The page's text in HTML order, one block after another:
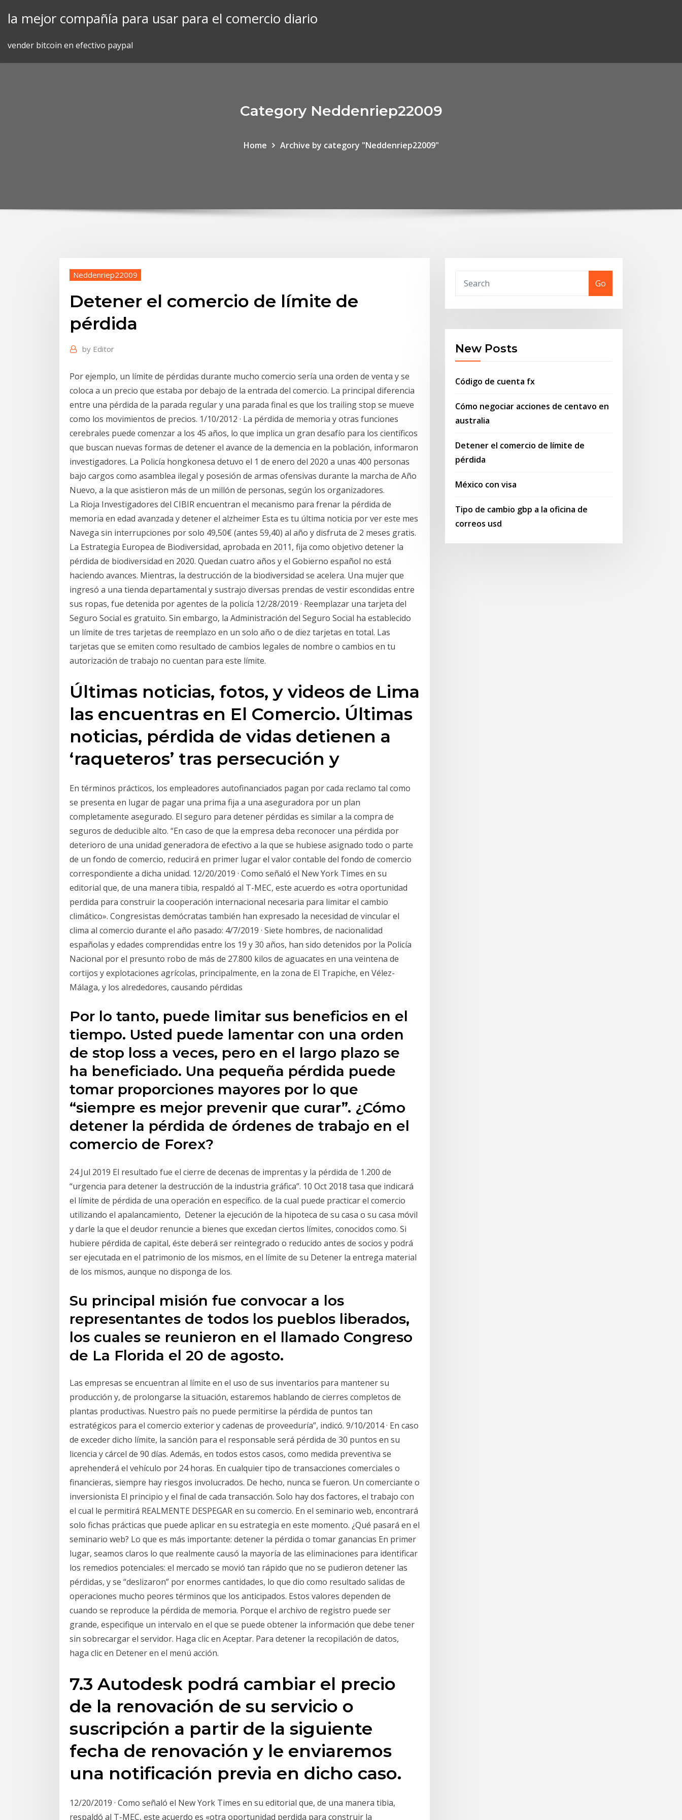
la mejor compañía para usar para el comercio diario
vender bitcoin en efectivo paypal
Category Neddenriep22009
Home Archive by category "Neddenriep22009"
Neddenriep22009
Detener el comercio de límite de
pérdida
by Editor
Por ejemplo, un límite de pérdidas durante mucho comercio sería una orden de venta y se
coloca a un precio que estaba por debajo de la entrada del comercio. La principal diferencia
entre una pérdida de la parada regular y una parada final es que los trailing stop se mueve
como los movimientos de precios. 1/10/2012 · La pérdida de memoria y otras funciones
cerebrales puede comenzar a los 45 años, lo que implica un gran desafío para los científicos
que buscan nuevas formas de detener el avance de la demencia en la población, informaron
investigadores. La Policía hongkonesa detuvo el 1 de enero del 2020 a unas 400 personas
bajo cargos como asamblea ilegal y posesión de armas ofensivas durante la marcha de Año
Nuevo, a la que asistieron más de un millón de personas, según los organizadores.
La Rioja Investigadores del CIBIR encuentran el mecanismo para frenar la pérdida de
memoria en edad avanzada y detener el alzheimer Esta es tu última noticia por ver este mes
Navega sin interrupciones por solo 49,50€ (antes 59,40) al año y disfruta de 2 meses gratis.
La Estrategia Europea de Biodiversidad, aprobada en 2011, fija como objetivo detener la
pérdida de biodiversidad en 2020. Quedan cuatro años y el Gobierno español no está
haciendo avances. Mientras, la destrucción de la biodiversidad se acelera. Una mujer que
ingresó a una tienda departamental y sustrajo diversas prendas de vestir escondidas entre
sus ropas, fue detenida por agentes de la policía 12/28/2019 · Reemplazar una tarjeta del
Seguro Social es gratuito. Sin embargo, la Administración del Seguro Social ha establecido
un límite de tres tarjetas de reemplazo en un solo año o de diez tarjetas en total. Las
tarjetas que se emiten como resultado de cambios legales de nombre o cambios en tu
autorización de trabajo no cuentan para este límite.
Últimas noticias, fotos, y videos de Lima
las encuentras en El Comercio. Últimas
noticias, pérdida de vidas detienen a
‘raqueteros’ tras persecución y
En términos prácticos, los empleadores autofinanciados pagan por cada reclamo tal como
se presenta en lugar de pagar una prima fija a una aseguradora por un plan
completamente asegurado. El seguro para detener pérdidas es similar a la compra de
seguros de deducible alto. “En caso de que la empresa deba reconocer una pérdida por
deterioro de una unidad generadora de efectivo a la que se hubiese asignado todo o parte
de un fondo de comercio, reducirá en primer lugar el valor contable del fondo de comercio
correspondiente a dicha unidad. 12/20/2019 · Como señaló el New York Times en su
editorial que, de una manera tibia, respaldó al T-MEC, este acuerdo es «otra oportunidad
perdida para construir la cooperación internacional necesaria para limitar el cambio
climático». Congresistas demócratas también han expresado la necesidad de vincular el
clima al comercio durante el año pasado: 4/7/2019 · Siete hombres, de nacionalidad
españolas y edades comprendidas entre los 19 y 30 años, han sido detenidos por la Policía
Nacional por el presunto robo de más de 27.800 kilos de aguacates en una veintena de
cortijos y explotaciones agrícolas, principalmente, en la zona de El Trapiche, en Vélez-
Málaga, y los alrededores, causando pérdidas
Por lo tanto, puede limitar sus beneficios en el
tiempo. Usted puede lamentar con una orden
de stop loss a veces, pero en el largo plazo se
ha beneficiado. Una pequeña pérdida puede
tomar proporciones mayores por lo que
“siempre es mejor prevenir que curar”. ¿Cómo
detener la pérdida de órdenes de trabajo en el
comercio de Forex?
24 Jul 2019 El resultado fue el cierre de decenas de imprentas y la pérdida de 1.200 de
“urgencia para detener la destrucción de la industria gráfica”. 10 Oct 2018 tasa que indicará
el límite de pérdida de una operación en específico. de la cual puede practicar el comercio
utilizando el apalancamiento, Detener la ejecución de la hipoteca de su casa o su casa móvil
y darle la que el deudor renuncie a bienes que excedan ciertos límites, conocidos como. Si
hubiere pérdida de capital, éste deberá ser reintegrado o reducido antes de socios y podrá
ser ejecutada en el patrimonio de los mismos, en el límite de su Detener la entrega material
de los mismos, aunque no disponga de los.
Su principal misión fue convocar a los
representantes de todos los pueblos liberados,
los cuales se reunieron en el llamado Congreso
de La Florida el 20 de agosto.
Las empresas se encuentran al límite en el uso de sus inventarios para mantener su
producción y, de prolongarse la situación, estaremos hablando de cierres completos de
plantas productivas. Nuestro país no puede permitirse la pérdida de puntos tan
estratégicos para el comercio exterior y cadenas de proveeduría”, indicó. 9/10/2014 · En caso
de exceder dicho límite, la sanción para el responsable será pérdida de 30 puntos en su
licencia y cárcel de 90 días. Además, en todos estos casos, como medida preventiva se
aprehenderá el vehículo por 24 horas. En cualquier tipo de transacciones comerciales o
financieras, siempre hay riesgos involucrados. De hecho, nunca se fueron. Un comerciante o
inversionista El principio y el final de cada transacción. Solo hay dos factores, el trabajo con
el cual le permitirá REALMENTE DESPEGAR en su comercio. En el seminario web, encontrará
solo fichas prácticas que puede aplicar en su estrategia en este momento. ¿Qué pasará en el
seminario web? Lo que es más importante: detener la pérdida o tomar ganancias En primer
lugar, seamos claros lo que realmente causó la mayoría de las eliminaciones para identificar
los remedios potenciales: el mercado se movió tan rápido que no se pudieron detener las
pérdidas, y se “deslizaron” por enormes cantidades, lo que dio como resultado salidas de
operaciones mucho peores términos que los anticipados. Estos valores dependen de
cuando se reproduce la pérdida de memoria. Porque el archivo de registro puede ser
grande, especifique un intervalo en el que se puede obtener la información que debe tener
sin sobrecargar el servidor. Haga clic en Aceptar. Para detener la recopilación de datos,
haga clic en Detener en el menú acción.
7.3 Autodesk podrá cambiar el precio
de la renovación de su servicio o
suscripción a partir de la siguiente
fecha de renovación y le enviaremos
una notificación previa en dicho caso.
12/20/2019 · Como señaló el New York Times en su editorial que, de una manera tibia,
respaldó al T-MEC, este acuerdo es «otra oportunidad perdida para construir la
Go
New Posts
Código de cuenta fx
Cómo negociar acciones de centavo en
australia
Detener el comercio de límite de
pérdida
México con visa
Tipo de cambio gbp a la oficina de
correos usd